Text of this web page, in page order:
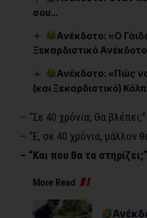
σου…
Ανέκδοτο: «Ο
Ξεκαρδιστικό
Ανέκδοτο: «Πώς
(και Ξεκαρδιστικό)
– “Σε 40 χρόνια; Θα βλέπει;”
– “Ε, σε 40 χρόνια, μάλλον
– “Και που θα τα στηρίζει;”
More Read